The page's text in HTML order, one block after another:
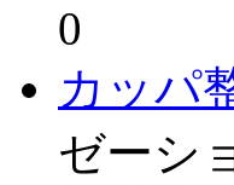
0
カッパ
ゼーシ